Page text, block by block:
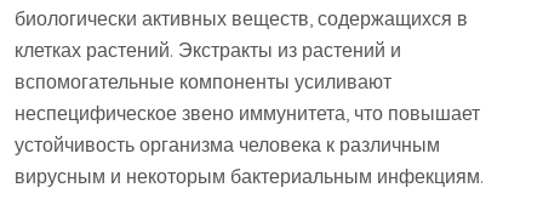
биологически активных веществ, содержащихся в
клетках растений. Экстракты из растений и
вспомогательные компоненты усиливают
неспецифическое звено иммунитета, что повышает
устойчивость организма человека к различным
вирусным и некоторым бактериальным инфекциям.